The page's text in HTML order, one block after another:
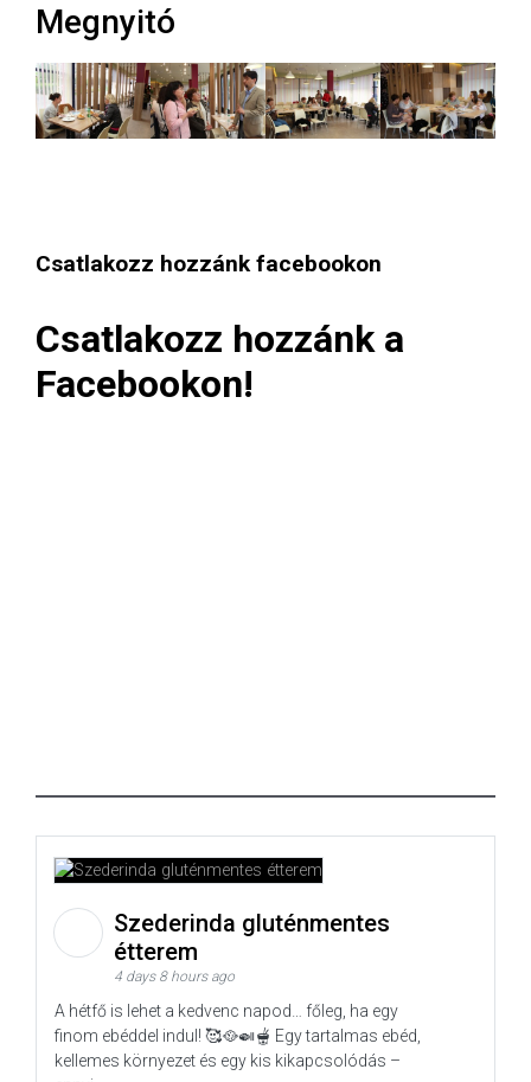
Megnyitó
Csatlakozz hozzánk facebookon
Csatlakozz hozzánk a
Facebookon!
Szederinda gluténmentes
étterem
4 days 8 hours ago
A hétfő is lehet a kedvenc napod… főleg, ha egy
finom ebéddel indul! 🥰🥘🍛🫕 Egy tartalmas ebéd,
kellemes környezet és egy kis kikapcsolódás –